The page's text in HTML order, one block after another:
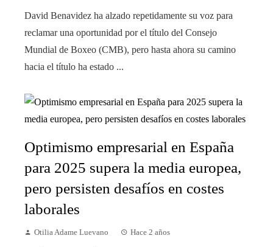
David Benavidez ha alzado repetidamente su voz para
reclamar una oportunidad por el título del Consejo
Mundial de Boxeo (CMB), pero hasta ahora su camino
hacia el título ha estado ...
Optimismo empresarial en España
para 2025 supera la media europea,
pero persisten desafíos en costes
laborales
Otilia Adame Luevano Hace 2 años